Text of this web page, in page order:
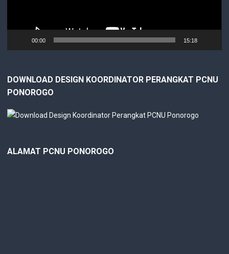
00:00 15:18
DOWNLOAD DESIGN KOORDINATOR PERANGKAT PCNU
PONOROGO
ALAMAT PCNU PONOROGO